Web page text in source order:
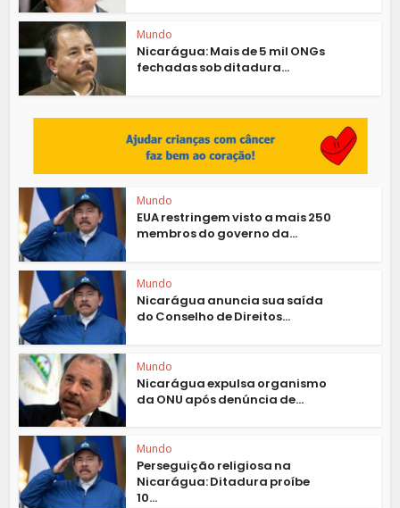
Mundo
Nicarágua: Mais de 5 mil ONGs
fechadas sob ditadura...
Mundo
EUA restringem visto a mais 250
membros do governo da...
Mundo
Nicarágua anuncia sua saída
do Conselho de Direitos...
Mundo
Nicarágua expulsa organismo
da ONU após denúncia de...
Mundo
Perseguição religiosa na
Nicarágua: Ditadura proíbe
10...